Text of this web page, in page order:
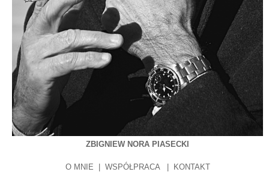
ZBIGNIEW NORA PIASECKI
O MNIE | WSPÓŁPRACA| KONTAKT